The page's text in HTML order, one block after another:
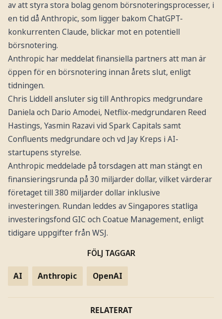
av att styra stora bolag genom börsnoteringsprocesser, i
en tid då Anthropic, som ligger bakom ChatGPT-
konkurrenten Claude, blickar mot en potentiell
börsnotering.
Anthropic har meddelat finansiella partners att man är
öppen för en börsnotering innan årets slut, enligt
tidningen.
Chris Liddell ansluter sig till Anthropics medgrundare
Daniela och Dario Amodei, Netflix-medgrundaren Reed
Hastings, Yasmin Razavi vid Spark Capitals samt
Confluents medgrundare och vd Jay Kreps i AI-
startupens styrelse.
Anthropic meddelade på torsdagen att man stängt en
finansieringsrunda på 30 miljarder dollar, vilket värderar
företaget till 380 miljarder dollar inklusive
investeringen. Rundan leddes av Singapores statliga
investeringsfond GIC och Coatue Management, enligt
tidigare uppgifter från WSJ.
FÖLJ TAGGAR
AI Anthropic OpenAI
RELATERAT